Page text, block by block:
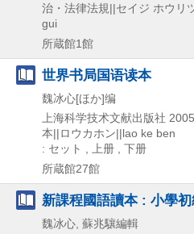
治・法律法規||セイジ ホウリ
gui
所蔵館1館
世界书局国语读本
魏冰心[ほか]编
上海科学技术文献出版社
本||ロウカホン||lao ke ben
: セット , 上册 , 下册
所蔵館27館
新課程國語讀本 : 小學初
魏冰心, 蘇兆驤編輯